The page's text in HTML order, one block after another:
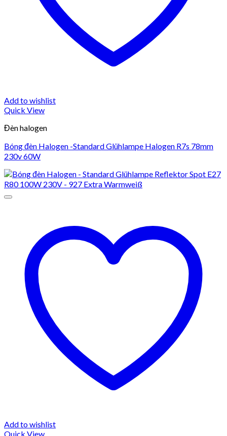
Add to wishlist
Quick View
Đèn halogen
Bóng đèn Halogen -Standard Glühlampe Halogen R7s 78mm
230v 60W
Add to wishlist
Quick View